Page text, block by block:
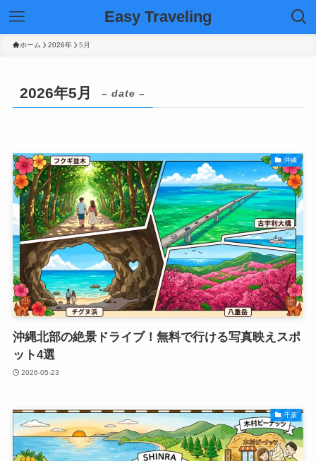
Easy Traveling
ホーム 2026年 5月
2026年5月 – date –
沖縄
沖縄北部の絶景ドライブ！無料で行ける写真映えスポ
ット4選
2026-05-23
千葉